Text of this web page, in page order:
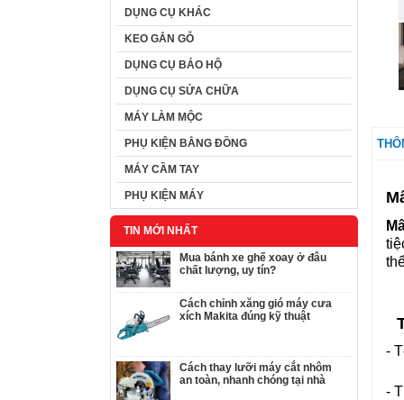
DỤNG CỤ KHÁC
KEO GẮN GỖ
DỤNG CỤ BẢO HỘ
DỤNG CỤ SỬA CHỮA
MÁY LÀM MỘC
PHỤ KIỆN BẰNG ĐỒNG
MÁY CẦM TAY
PHỤ KIỆN MÁY
TIN MỚI NHẤT
Mua bánh xe ghế xoay ở đâu
chất lượng, uy tín?
Cách chỉnh xăng gió máy cưa
xích Makita đúng kỹ thuật
Cách thay lưỡi máy cắt nhôm
an toàn, nhanh chóng tại nhà
-
-